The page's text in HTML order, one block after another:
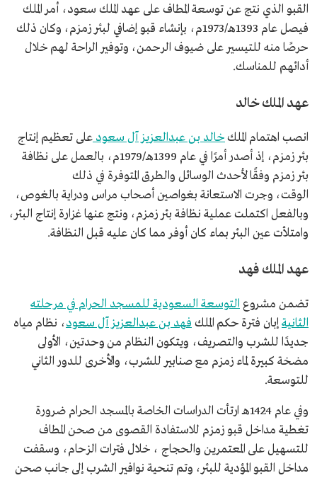
القبو الذي نتج عن توسعة المطاف على عهد الملك سعود، أمر الملك
فيصل عام 1393هـ/1973م، بإنشاء قبو إضافي لبئر زمزم، وكان ذلك
حرصًا منه للتيسير على ضيوف الرحمن، وتوفير الراحة لهم خلال
أدائهم للمناسك.
عهد الملك خالد
انصب اهتمام الملكخالد بن عبدالعزيز آل سعود على تعظيم إنتاج
بئر زمزم، إذ أصدر أمرًا في عام 1399هـ/1979م، بالعمل على نظافة
بئر زمزم وفقًا لأحدث الوسائل والطرق المتوفرة في ذلك
الوقت، وجرت الاستعانة بغواصين أصحاب مراس ودراية بالغوص،
وبالفعل اكتملت عملية نظافة بئر زمزم، ونتج عنها غزارة إنتاج البئر،
وامتلأت عين البئر بماء كان أوفر مما كان عليه قبل النظافة.
عهد الملك فهد
تضمن مشروع التوسعة السعودية للمسجد الحرام في مرحلته
الثانيةإبان فترة حكم الملك فهد بن عبدالعزيز آل سعود، نظام مياه
جديدًا للشرب والتصريف، ويتكون النظام من وحدتين، الأولى
مضخة كبيرة لماء زمزم مع صنابير للشرب، والأخرى للدور الثاني
للتوسعة.
وفي عام 1424هـ ارتأت الدراسات الخاصة بالمسجد الحرام ضرورة
تغطية مداخل قبو زمزم للاستفادة القصوى من صحن المطاف
للتسهيل على المعتمرين والحجاج ، خلال فترات الزحام، وسقفت
مداخل القبو المؤدية للبئر، وتم تنحية نوافير الشرب إلى جانب صحن